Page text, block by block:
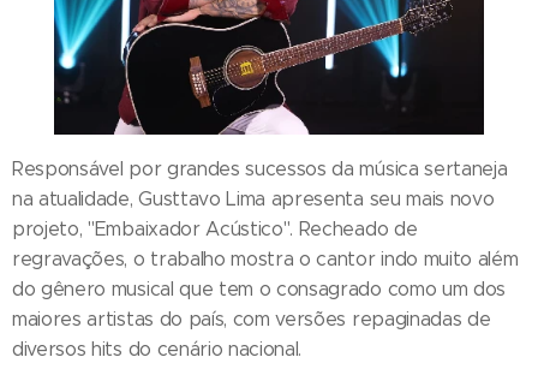
Responsável por grandes sucessos da música sertaneja
na atualidade, Gusttavo Lima apresenta seu mais novo
projeto, "Embaixador Acústico". Recheado de
regravações, o trabalho mostra o cantor indo muito além
do gênero musical que tem o consagrado como um dos
maiores artistas do país, com versões repaginadas de
diversos hits do cenário nacional.